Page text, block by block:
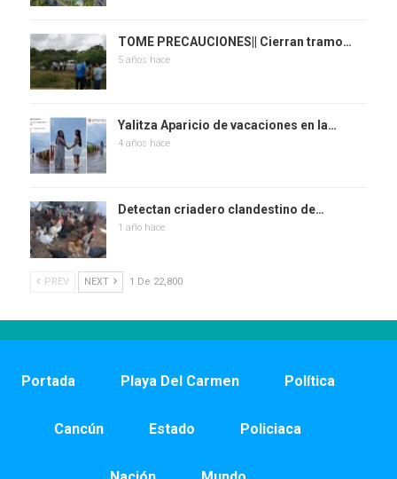
TOME PRECAUCIONES|| Cierran tramo…
5 años hace
Yalitza Aparicio de vacaciones en la…
4 años hace
Detectan criadero clandestino de…
1 año hace
PREV NEXT 1 De 22,800
Portada Playa Del Carmen Política
Cancún Estado Policiaca